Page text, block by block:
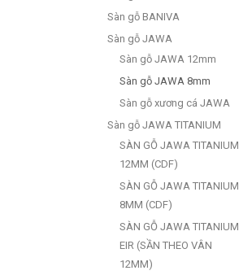
Sàn gỗ BANIVA
Sàn gỗ JAWA
Sàn gỗ JAWA 12mm
Sàn gỗ JAWA 8mm
Sàn gỗ xương cá JAWA
Sàn gỗ JAWA TITANIUM
SÀN GỖ JAWA TITANIUM
12MM (CDF)
SÀN GỖ JAWA TITANIUM
8MM (CDF)
SÀN GỖ JAWA TITANIUM
EIR (SẦN THEO VÂN
12MM)